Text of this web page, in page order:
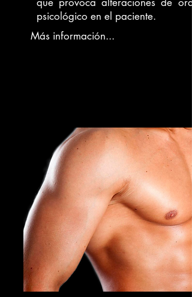
psicológico en el paciente.
Más información...